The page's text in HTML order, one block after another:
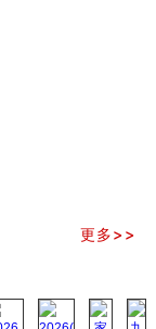
全不同？
更多>>